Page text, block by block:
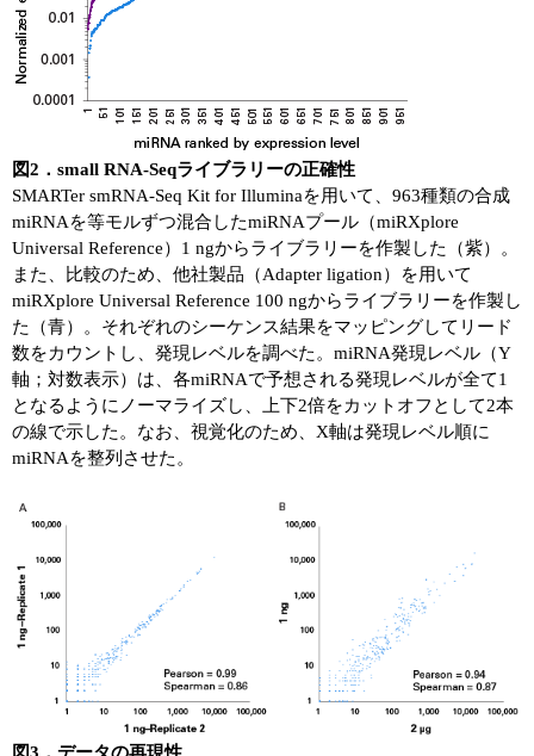
図2．small RNA-Seqライブラリーの正確性
SMARTer smRNA-Seq Kit for Illuminaを用いて、963種類の合成
miRNAを等モルずつ混合したmiRNAプール（miRXplore
Universal Reference）1 ngからライブラリーを作製した（紫）。
また、比較のため、他社製品（Adapter ligation）を用いて
miRXplore Universal Reference 100 ngからライブラリーを作製し
た（青）。それぞれのシーケンス結果をマッピングしてリード
数をカウントし、発現レベルを調べた。miRNA発現レベル（Y
軸；対数表示）は、各miRNAで予想される発現レベルが全て1
となるようにノーマライズし、上下2倍をカットオフとして2本
の線で示した。なお、視覚化のため、X軸は発現レベル順に
miRNAを整列させた。